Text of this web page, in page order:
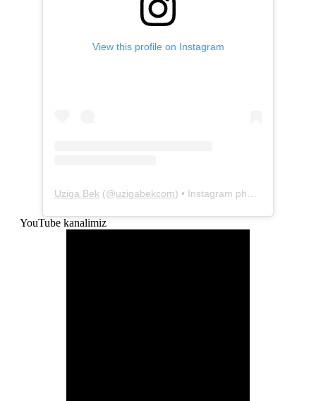
View this profile on Instagram
Uziga Bek (@uzigabekcom) • Instagram photos and videos
YouTube kanalimiz